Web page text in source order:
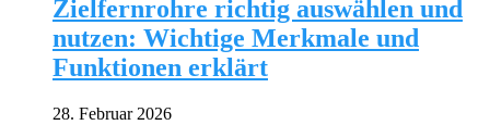
Zielfernrohre richtig auswählen und
nutzen: Wichtige Merkmale und
Funktionen erklärt
28. Februar 2026